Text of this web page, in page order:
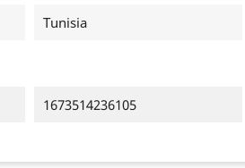
Tunisia
1673514236105